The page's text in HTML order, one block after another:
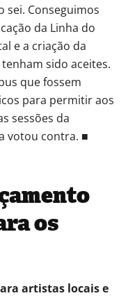
sei. Conseguimos
da Linha do
e a criação da
sido aceites.
que fossem
para permitir aos
sessões da
votou contra. ■
os
artistas locais e